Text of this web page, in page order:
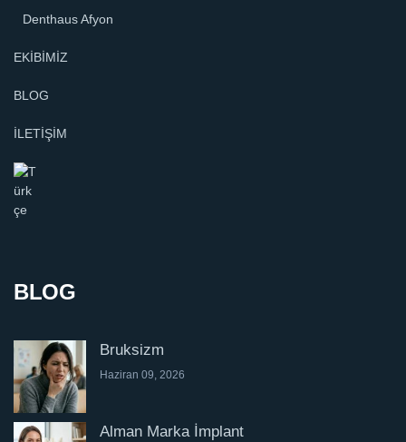
Denthaus Afyon
EKİBİMİZ
BLOG
İLETİŞİM
BLOG
Bruksizm
Haziran 09, 2026
Alman Marka İmplant